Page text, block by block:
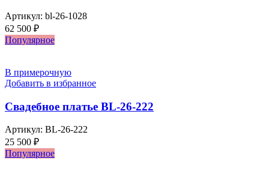
Артикул: bl-26-1028
62 500 ₽
Популярное
В примерочную
Добавить в избранное
Свадебное платье BL-26-222
Артикул: BL-26-222
25 500 ₽
Популярное